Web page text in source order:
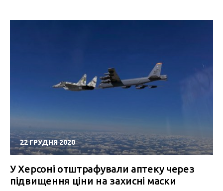
22 ГРУДНЯ 2020
У Херсоні отштрафували аптеку через
підвищення ціни на захисні маски